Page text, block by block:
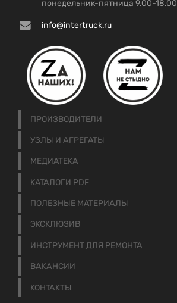
понедельник-пятница 9.00-18.00
info@intertruck.ru
ПРОИЗВОДИТЕЛИ
УЗЛЫ И АГРЕГАТЫ
МЕДИАТЕКА
КАТАЛОГИ PDF
ПОЛЕЗНЫЕ МАТЕРИАЛЫ
ЭКСКЛЮЗИВ
ИНСТРУМЕНТ ДЛЯ РЕМОНТА
ВАКАНСИИ
КОНТАКТЫ